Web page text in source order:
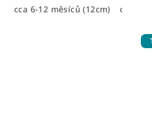
cca 6-12 měsíců (12cm)
cca 0-6